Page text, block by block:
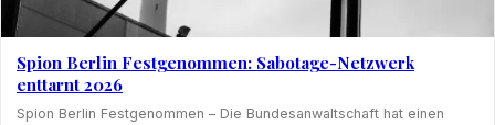
Spion Berlin Festgenommen: Sabotage-Netzwerk
enttarnt 2026
Spion Berlin Festgenommen – Die Bundesanwaltschaft hat einen